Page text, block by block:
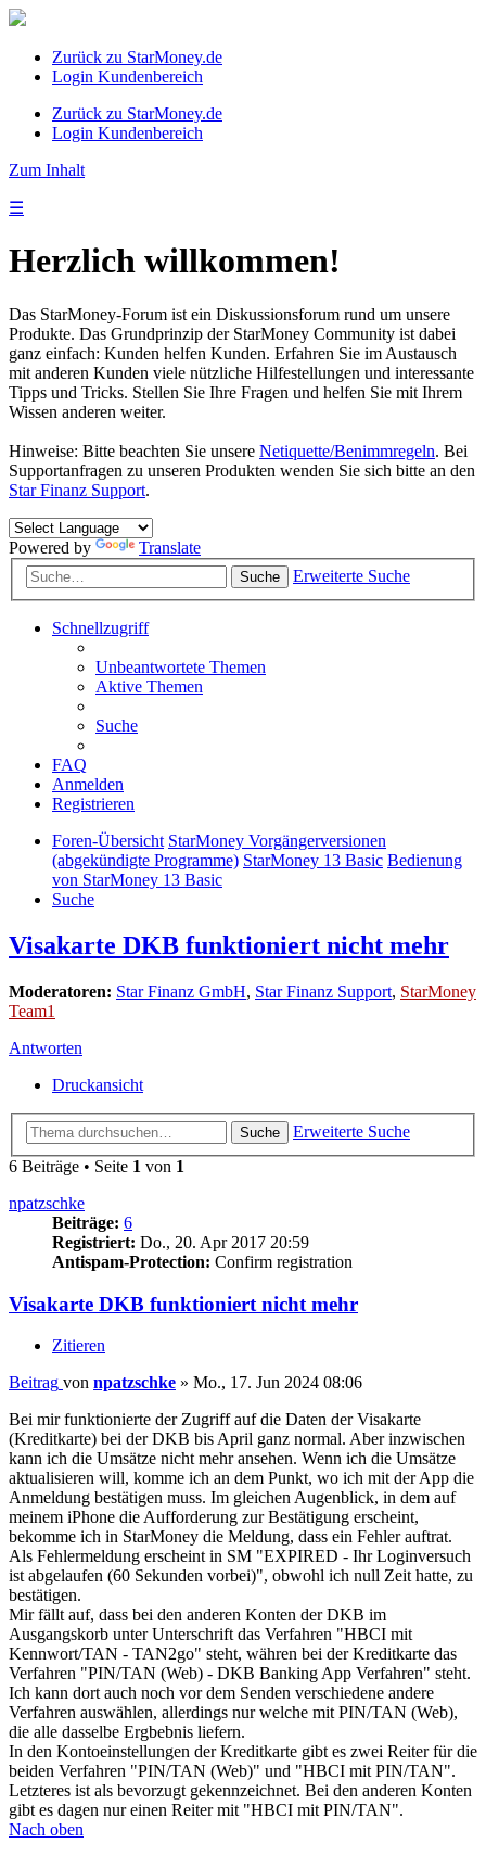
Zurück zu StarMoney.de
Login Kundenbereich
Zurück zu StarMoney.de
Login Kundenbereich
Zum Inhalt
☰
Herzlich willkommen!
Das StarMoney-Forum ist ein Diskussionsforum rund um unsere
Produkte. Das Grundprinzip der StarMoney Community ist dabei
ganz einfach: Kunden helfen Kunden. Erfahren Sie im Austausch
mit anderen Kunden viele nützliche Hilfestellungen und interessante
Tipps und Tricks. Stellen Sie Ihre Fragen und helfen Sie mit Ihrem
Wissen anderen weiter.
Hinweise: Bitte beachten Sie unsere Netiquette/Benimmregeln. Bei
Supportanfragen zu unseren Produkten wenden Sie sich bitte an den
Star Finanz Support.
Powered by Translate
Suche Erweiterte Suche
Schnellzugriff
Unbeantwortete Themen
Aktive Themen
Suche
FAQ
Anmelden
Registrieren
Foren-Übersicht StarMoney Vorgängerversionen
(abgekündigte Programme) StarMoney 13 Basic Bedienung
von StarMoney 13 Basic
Suche
Visakarte DKB funktioniert nicht mehr
Moderatoren: Star Finanz GmbH, Star Finanz Support, StarMoney
Team1
Antworten
Druckansicht
Suche
Erweiterte Suche
6 Beiträge • Seite 1 von 1
npatzschke
Beiträge: 6
Registriert: Do., 20. Apr 2017 20:59
Antispam-Protection: Confirm registration
Visakarte DKB funktioniert nicht mehr
Zitieren
Beitrag von npatzschke » Mo., 17. Jun 2024 08:06
Bei mir funktionierte der Zugriff auf die Daten der Visakarte
(Kreditkarte) bei der DKB bis April ganz normal. Aber inzwischen
kann ich die Umsätze nicht mehr ansehen. Wenn ich die Umsätze
aktualisieren will, komme ich an dem Punkt, wo ich mit der App die
Anmeldung bestätigen muss. Im gleichen Augenblick, in dem auf
meinem iPhone die Aufforderung zur Bestätigung erscheint,
bekomme ich in StarMoney die Meldung, dass ein Fehler auftrat.
Als Fehlermeldung erscheint in SM "EXPIRED - Ihr Loginversuch
ist abgelaufen (60 Sekunden vorbei)", obwohl ich null Zeit hatte, zu
bestätigen.
Mir fällt auf, dass bei den anderen Konten der DKB im
Ausgangskorb unter Unterschrift das Verfahren "HBCI mit
Kennwort/TAN - TAN2go" steht, währen bei der Kreditkarte das
Verfahren "PIN/TAN (Web) - DKB Banking App Verfahren" steht.
Ich kann dort auch noch vor dem Senden verschiedene andere
Verfahren auswählen, allerdings nur welche mit PIN/TAN (Web),
die alle dasselbe Ergbebnis liefern.
In den Kontoeinstellungen der Kreditkarte gibt es zwei Reiter für die
beiden Verfahren "PIN/TAN (Web)" und "HBCI mit PIN/TAN".
Letzteres ist als bevorzugt gekennzeichnet. Bei den anderen Konten
gibt es dagen nur einen Reiter mit "HBCI mit PIN/TAN".
Nach oben